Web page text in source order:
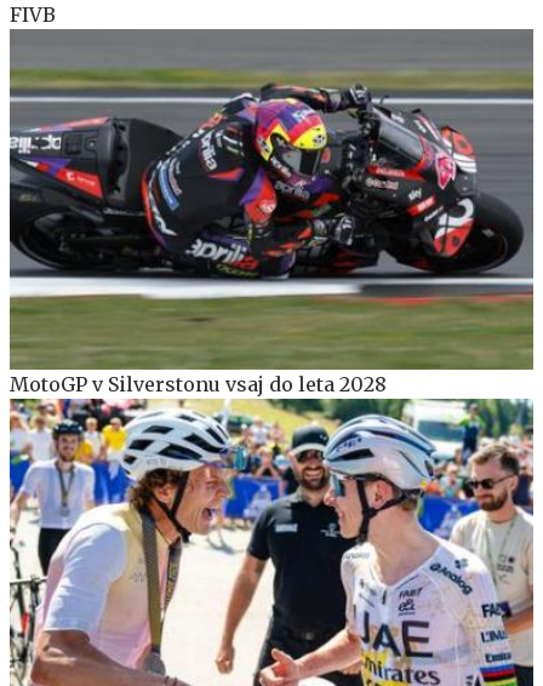
FIVB
MotoGP v Silverstonu vsaj do leta 2028